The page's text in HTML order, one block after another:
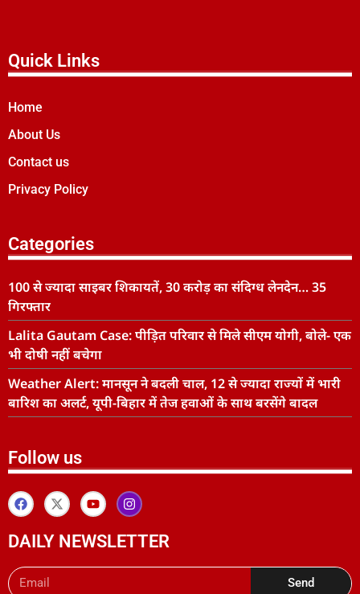
Quick Links
Home
About Us
Contact us
Privacy Policy
Categories
100 से ज्यादा साइबर शिकायतें, 30 करोड़ का संदिग्ध लेनदेन… 35
गिरफ्तार
Lalita Gautam Case: पीड़ित परिवार से मिले सीएम योगी, बोले- एक
भी दोषी नहीं बचेगा
Weather Alert: मानसून ने बदली चाल, 12 से ज्यादा राज्यों में भारी
बारिश का अलर्ट, यूपी-बिहार में तेज हवाओं के साथ बरसेंगे बादल
Follow us
DAILY NEWSLETTER
Send